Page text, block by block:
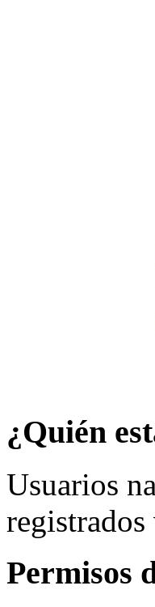
¿Quién
Usuarios
Permisos